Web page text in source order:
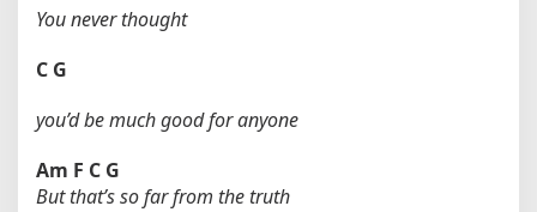
You never thought
C G
you’d be much good for anyone
Am F C G
But that’s so far from the truth